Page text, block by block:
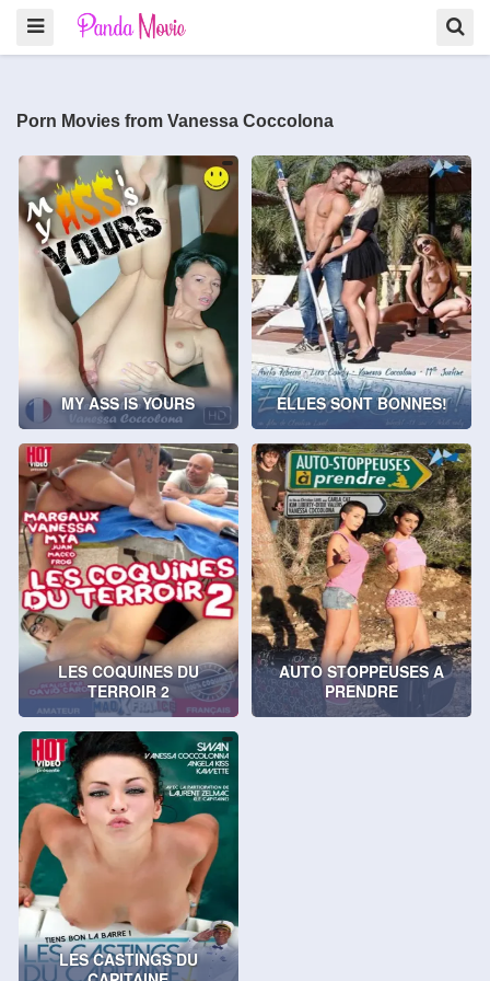
Porn Movies from Vanessa Coccolona
MY ASS IS YOURS ELLES SONT BONNES!
LES COQUINES DU
TERROIR 2
AUTO STOPPEUSES A
PRENDRE
LES CASTINGS DU